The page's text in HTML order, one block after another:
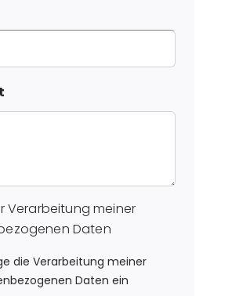
Verarbeitung meiner
Daten
die Verarbeitung meiner
Daten ein